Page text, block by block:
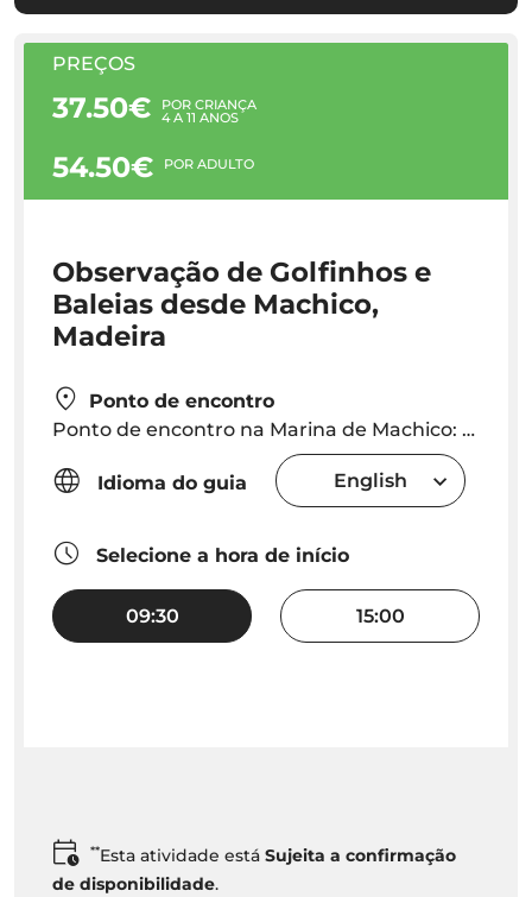
PREÇOS
37.50€ POR CRIANÇA
4 A 11 ANOS
54.50€ POR ADULTO
Observação de Golfinhos e
Baleias desde Machico,
Madeira
Ponto de encontro
Ponto de encontro na Marina de Machico: Viagem da manhã às 09h15; Viagem da tarde às 14h45
Idioma do guia English
Selecione a hora de início
09:30 15:00
**Esta atividade está Sujeita a confirmação
de disponibilidade.